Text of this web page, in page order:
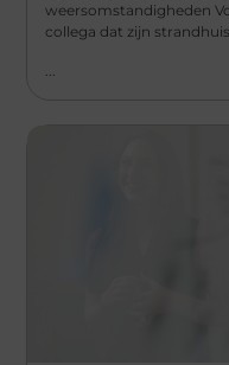
weersomstandigheden
collega dat zijn